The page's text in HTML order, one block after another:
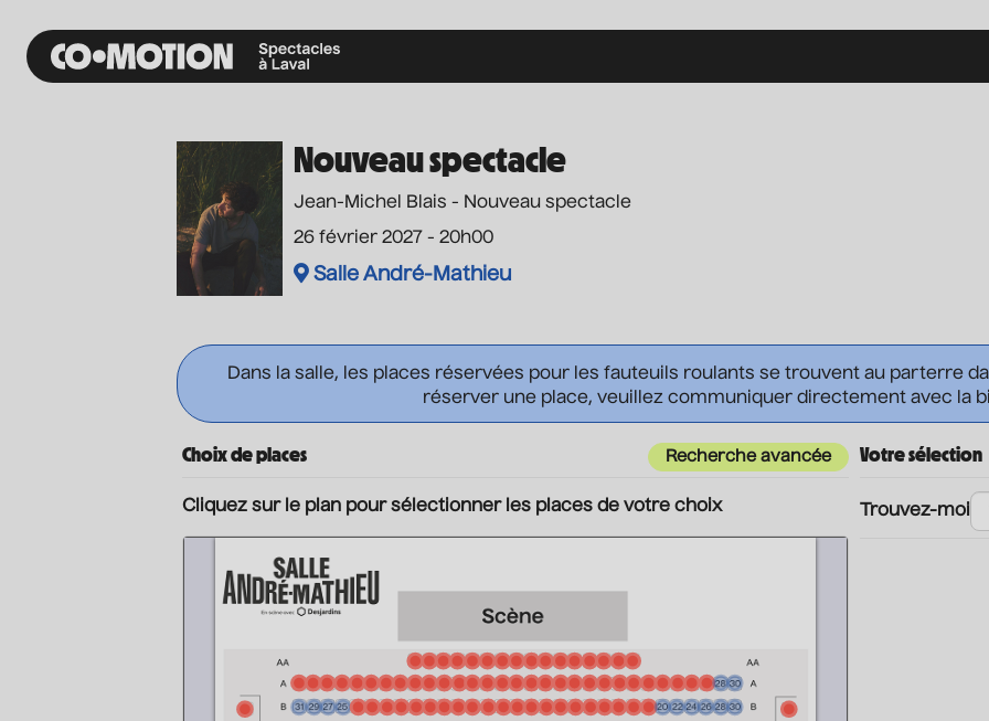
Nouveau spectacle
Jean-Michel Blais - Nouveau spectacle
26 février 2027 - 20h00
Salle André-Mathieu
Dans la salle, les places réservées pour les fauteuils roulants se trouvent au parterre
réserver une place, veuillez communiquer directement avec la
Choix de places Recherche avancée
Cliquez sur le plan pour sélectionner les places de votre choix
Votre sélection
Trouvez-moi